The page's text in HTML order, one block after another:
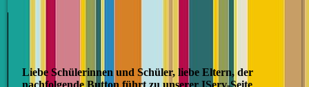
Liebe Schülerinnen und Schüler, liebe Eltern, der
nachfolgende Button führt zu unserer IServ-Seite